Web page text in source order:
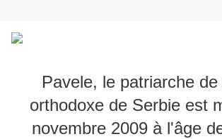
Pavele, le patriarche
orthodoxe de Serbie est
novembre 2009 à l'âge